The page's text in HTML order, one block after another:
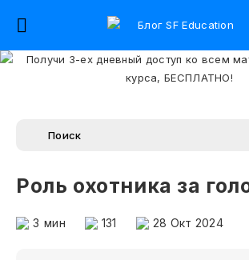
Роль охотника за
3 мин 131 28 Окт 2024